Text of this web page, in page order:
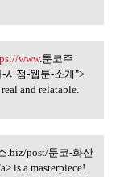
www.툰코주
시점-웹툰-소개">
and relatable.
코주소.biz
.biz/post/툰코-화산
is a masterpiece!